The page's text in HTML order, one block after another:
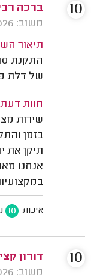
ברכה
משוב: 31/05/2026
תיאור
התקנת
של דלת
חוות
שירות
בזמן
תיקן את
אנחנו
איכות 10
10
דורון
משוב: 30/05/2026
10